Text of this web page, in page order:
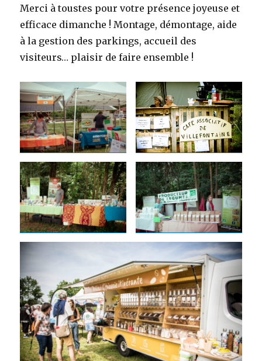
Merci à toustes pour votre présence joyeuse et
efficace dimanche ! Montage, démontage, aide
à la gestion des parkings, accueil des
visiteurs… plaisir de faire ensemble !